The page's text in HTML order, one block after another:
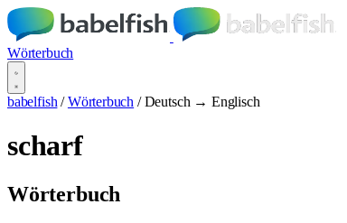
Wörterbuch
babelfish / Wörterbuch / Deutsch → Englisch
scharf
Wörterbuch